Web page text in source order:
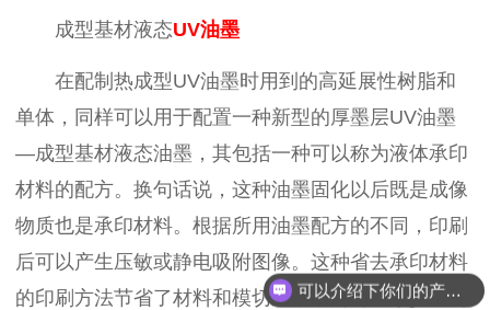
成型基材液态UV油墨
在配制热成型UV油墨时用到的高延展性树脂和
单体，同样可以用于配置一种新型的厚墨层UV油墨
—成型基材液态油墨，其包括一种可以称为液体承印
材料的配方。换句话说，这种油墨固化以后既是成像
物质也是承印材料。根据所用油墨配方的不同，印刷
后可以产生压敏或静电吸附图像。这种省去承印材料
的印刷方法节省了材料和模切成本，同时也减少了周
可以介绍下你们的产品么？